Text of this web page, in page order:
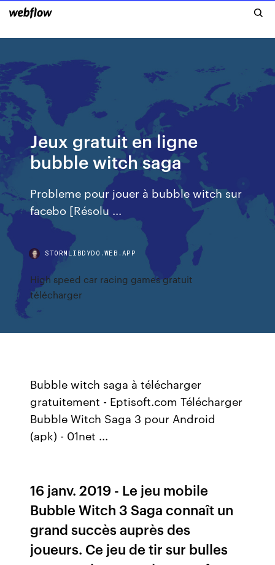
Jeux gratuit en ligne
bubble witch saga
Probleme pour jouer à bubble witch sur
facebo [Résolu ...
STORMLIBDYDO.WEB.APP
High speed car racing games gratuit
télécharger
Bubble witch saga à télécharger
gratuitement - Eptisoft.com Télécharger
Bubble Witch Saga 3 pour Android
(apk) - 01net ...
16 janv. 2019 - Le jeu mobile
Bubble Witch 3 Saga connaît un
grand succès auprès des
joueurs. Ce jeu de tir sur bulles